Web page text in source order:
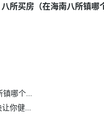
八所买房（在海南八所镇哪
镇哪个...
你健...